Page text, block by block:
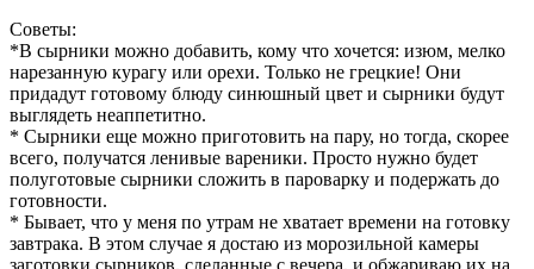
Советы:
*В сырники можно добавить, кому что хочется: изюм, мелко
нарезанную курагу или орехи. Только не грецкие! Они
придадут готовому блюду синюшный цвет и сырники будут
выглядеть неаппетитно.
* Сырники еще можно приготовить на пару, но тогда, скорее
всего, получатся ленивые вареники. Просто нужно будет
полуготовые сырники сложить в пароварку и подержать до
готовности.
* Бывает, что у меня по утрам не хватает времени на готовку
завтрака. В этом случае я достаю из морозильной камеры
заготовки сырников, сделанные с вечера, и обжариваю их на